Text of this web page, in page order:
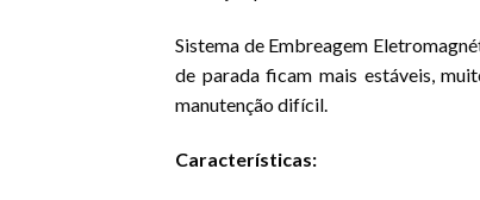
Sistema de Embreagem
de parada ficam mais estáveis,
manutenção difícil.
Características: